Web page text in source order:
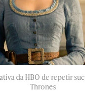
da HBO de repetir
Thrones